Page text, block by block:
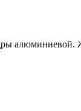
алюминиевой.